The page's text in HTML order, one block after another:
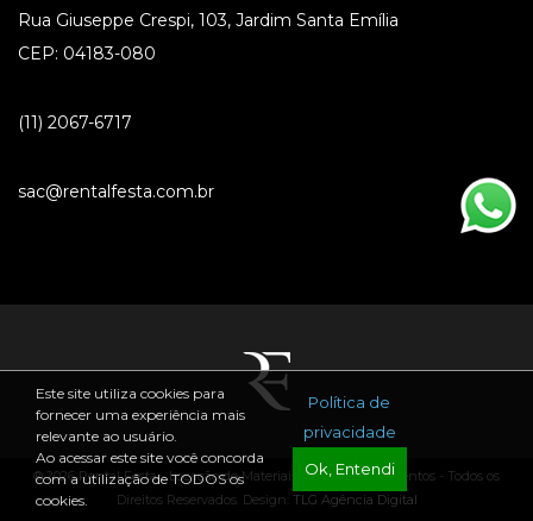
Rua Giuseppe Crespi, 103, Jardim Santa Emília
CEP: 04183-080
(11) 2067-6717
sac@rentalfesta.com.br
® 2026 Rental Festa - Locação de Materiais para Festas e Eventos - Todos os
Direitos Reservados. Design: TLG Agência Digital
Este site utiliza cookies para
fornecer uma experiência mais
relevante ao usuário.
Ao acessar este site você concorda
com a utilização de TODOS os
cookies.
Política de
privacidade
Ok, Entendi